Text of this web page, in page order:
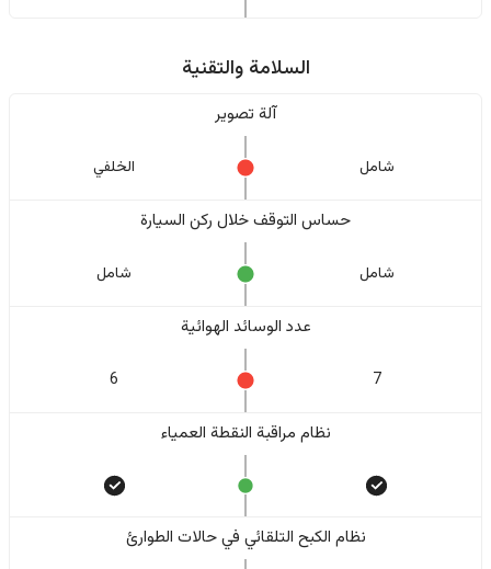
السلامة والتقنية
آلة تصوير
شامل الخلفي
حساس التوقف خلال ركن السيارة
شامل شامل
عدد الوسائد الهوائية
7
6
نظام مراقبة النقطة العمياء
نظام الكبح التلقائي في حالات الطوارئ